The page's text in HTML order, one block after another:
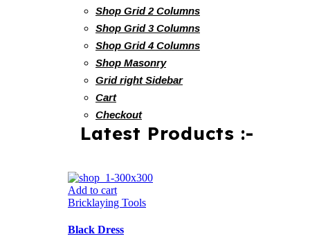
Shop Grid 2 Columns
Shop Grid 3 Columns
Shop Grid 4 Columns
Shop Masonry
Grid right Sidebar
Cart
Checkout
Latest Products :-
Add to cart
Bricklaying Tools
Black Dress